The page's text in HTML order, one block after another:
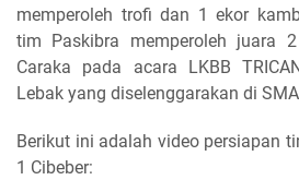
memperoleh trofi dan 1 ekor
tim Paskibra memperoleh juara
Caraka pada acara LKBB
Lebak yang diselenggarakan di
Berikut ini adalah video persiapan
1 Cibeber: